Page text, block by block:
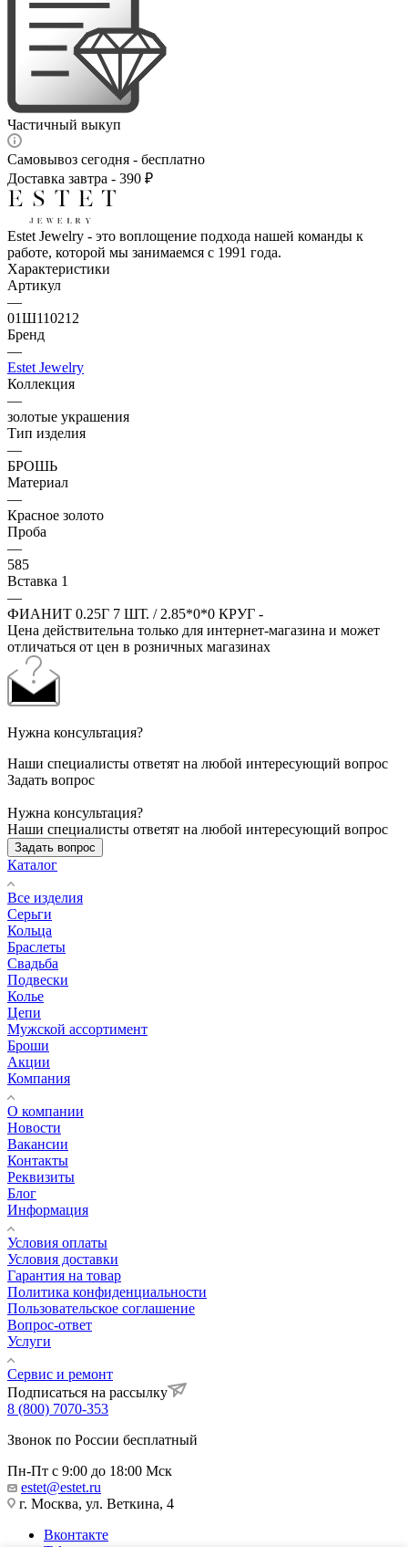
Частичный выкуп
Самовывоз сегодня - бесплатно
Доставка завтра - 390 ₽
Estet Jewelry - это воплощение подхода нашей команды к
работе, которой мы занимаемся с 1991 года.
Характеристики
Артикул
—
01Ш110212
Бренд
—
Estet Jewelry
Коллекция
—
золотые украшения
Тип изделия
—
БРОШЬ
Материал
—
Красное золото
Проба
—
585
Вставка 1
—
ФИАНИТ 0.25Г 7 ШТ. / 2.85*0*0 КРУГ -
Цена действительна только для интернет-магазина и может
отличаться от цен в розничных магазинах
Нужна консультация?
Наши специалисты ответят на любой интересующий вопрос
Задать вопрос
Нужна консультация?
Наши специалисты ответят на любой интересующий вопрос
Задать вопрос
Каталог
Все изделия
Серьги
Кольца
Браслеты
Свадьба
Подвески
Колье
Цепи
Мужской ассортимент
Броши
Акции
Компания
О компании
Новости
Вакансии
Контакты
Реквизиты
Блог
Информация
Условия оплаты
Условия доставки
Гарантия на товар
Политика конфиденциальности
Пользовательское соглашение
Вопрос-ответ
Услуги
Сервис и ремонт
Подписаться на рассылку
8 (800) 7070-353
Звонок по России бесплатный
Пн-Пт с 9:00 до 18:00 Мск
estet@estet.ru
г. Москва, ул. Веткина, 4
Вконтакте